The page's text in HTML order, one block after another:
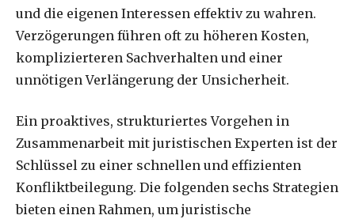
und die eigenen Interessen effektiv zu wahren.
Verzögerungen führen oft zu höheren Kosten,
komplizierteren Sachverhalten und einer
unnötigen Verlängerung der Unsicherheit.
Ein proaktives, strukturiertes Vorgehen in
Zusammenarbeit mit juristischen Experten ist der
Schlüssel zu einer schnellen und effizienten
Konfliktbeilegung. Die folgenden sechs Strategien
bieten einen Rahmen, um juristische